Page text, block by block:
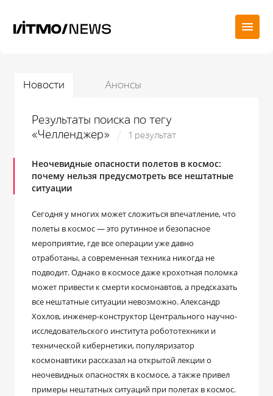
Новости Анонсы
Результаты поиска по тегу
«Челленджер»
1 результат
Неочевидные опасности полетов в космос:
почему нельзя предусмотреть все нештатные
ситуации
Сегодня у многих может сложиться впечатление, что
полеты в космос — это рутинное и безопасное
мероприятие, где все операции уже давно
отработаны, а современная техника никогда не
подводит. Однако в космосе даже крохотная поломка
может привести к смерти космонавтов, а предсказать
все нештатные ситуации невозможно. Александр
Хохлов, инженер-конструктор Центрального научно-
исследовательского института робототехники и
технической кибернетики, популяризатор
космонавтики рассказал на открытой лекции о
неочевидных опасностях в космосе, а также привел
примеры нештатных ситуаций при полетах в космос.